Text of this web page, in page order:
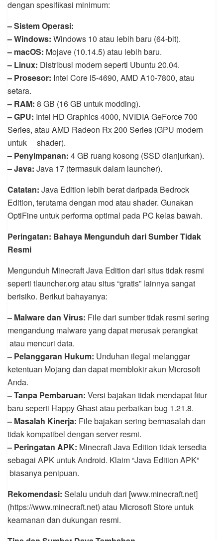
dengan spesifikasi minimum:
– Sistem Operasi:
– Windows: Windows 10 atau lebih baru (64-bit).
– macOS: Mojave (10.14.5) atau lebih baru.
– Linux: Distribusi modern seperti Ubuntu 20.04.
– Prosesor: Intel Core i5-4690, AMD A10-7800, atau
setara.
– RAM: 8 GB (16 GB untuk modding).
– GPU: Intel HD Graphics 4000, NVIDIA GeForce 700
Series, atau AMD Radeon Rx 200 Series (GPU modern
untuk shader).
– Penyimpanan: 4 GB ruang kosong (SSD dianjurkan).
– Java: Java 17 (termasuk dalam launcher).
Catatan: Java Edition lebih berat daripada Bedrock
Edition, terutama dengan mod atau shader. Gunakan
OptiFine untuk performa optimal pada PC kelas bawah.
Peringatan: Bahaya Mengunduh dari Sumber Tidak
Resmi
Mengunduh Minecraft Java Edition dari situs tidak resmi
seperti tlauncher.org atau situs “gratis” lainnya sangat
berisiko. Berikut bahayanya:
– Malware dan Virus: File dari sumber tidak resmi sering
mengandung malware yang dapat merusak perangkat
atau mencuri data.
– Pelanggaran Hukum: Unduhan ilegal melanggar
ketentuan Mojang dan dapat memblokir akun Microsoft
Anda.
– Tanpa Pembaruan: Versi bajakan tidak mendapat fitur
baru seperti Happy Ghast atau perbaikan bug 1.21.8.
– Masalah Kinerja: File bajakan sering bermasalah dan
tidak kompatibel dengan server resmi.
– Peringatan APK: Minecraft Java Edition tidak tersedia
sebagai APK untuk Android. Klaim “Java Edition APK”
biasanya penipuan.
Rekomendasi: Selalu unduh dari [www.minecraft.net]
(https://www.minecraft.net) atau Microsoft Store untuk
keamanan dan dukungan resmi.